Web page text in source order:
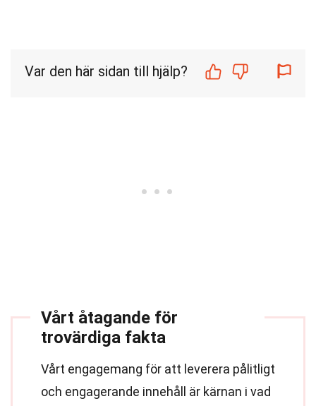
Var den här sidan till hjälp?
Vårt åtagande för
trovärdiga fakta
Vårt engagemang för att leverera pålitligt
och engagerande innehåll är kärnan i vad